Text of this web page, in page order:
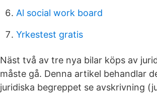
Al social work board
Yrkestest gratis
Näst två av tre nya bilar köps av
måste gå. Denna artikel behandlar
juridiska begreppet se avskrivning